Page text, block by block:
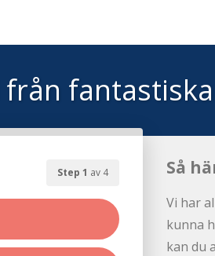
från
Step 1 av 4 Så
Vi har
kunna
kan du